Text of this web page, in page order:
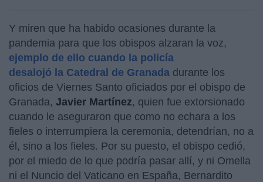
Y miren que ha habido ocasiones durante la
pandemia para que los obispos alzaran la voz,
ejemplo de ello cuando la policía
desalojó la Catedral de Granada durante los
oficios de Viernes Santo oficiados por el obispo de
Granada, Javier Martínez, quien fue extorsionado
cuando le aseguraron que como no echara a los
fieles o interrumpiera la ceremonia, detendrían, no a
él, sino a los fieles. Por su puesto, el obispo cedió,
por el miedo de lo que podría pasar allí, y ni Omella
ni el Nuncio del Vaticano en España, Bernardito